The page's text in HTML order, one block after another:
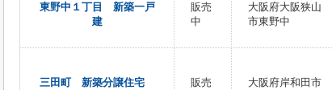
東野中１丁目 新築一戸
建
販売
中
大阪府大阪狭山
市東野中
三田町 新築分譲住宅
販売
大阪府岸和田市